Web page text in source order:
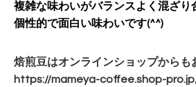
複雑な味わいがバランスよく混ざり
個性的で面白い味わいです(^^)
焙煎豆はオンラインショップからも
https://mameya-coffee.shop-